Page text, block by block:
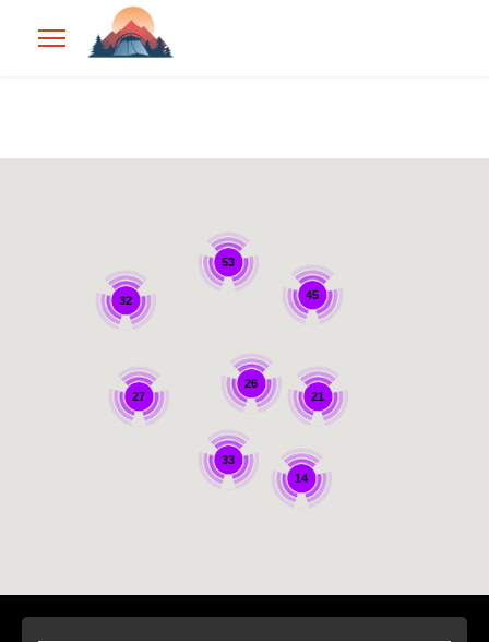
32
53
33
27
45
21
26
14